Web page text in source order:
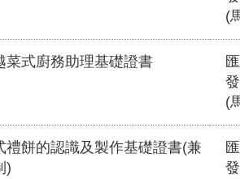
(
菜式廚務助理基礎證書
(
禮餅的認識及製作基礎證書(兼
)